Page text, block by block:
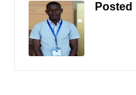
Posted